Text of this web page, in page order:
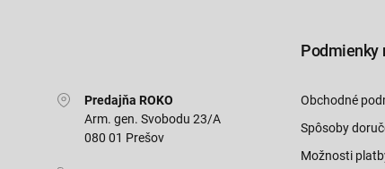
Predajňa ROKO
Arm. gen. Svobodu 23/A
080 01 Prešov
Podmienky
Obchodné
Spôsoby
Možnosti